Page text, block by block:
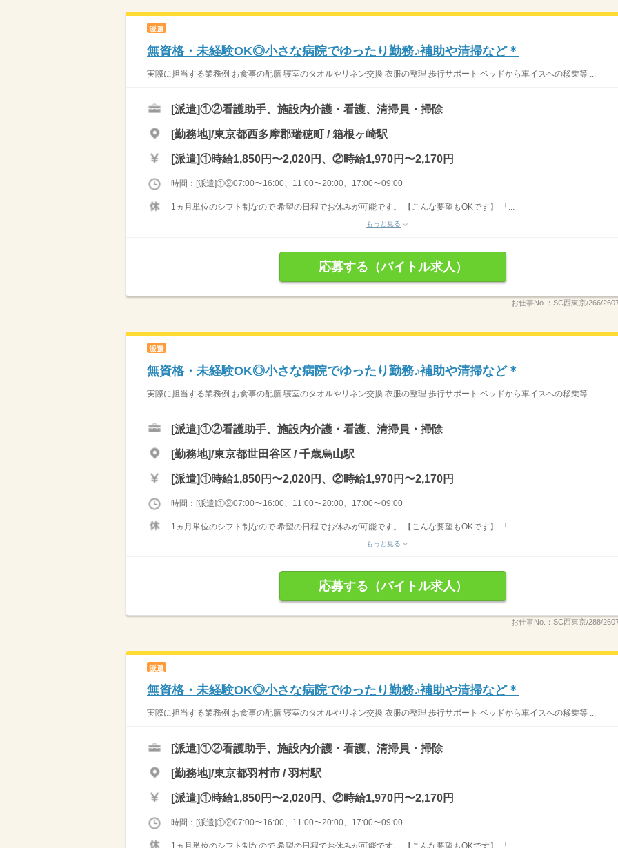
派遣
無資格・未経験OK◎小さな病院でゆったり勤務♪補助や清掃など＊
実際に担当する業務例 お食事の配膳 寝室のタオルやリネン交換 衣服の整理 歩行サポート ベッドから車イスへの移乗等 ...
[派遣]①②看護助手、施設内介護・看護、清掃員・掃除
[勤務地]/東京都西多摩郡瑞穂町 / 箱根ヶ崎駅
[派遣]①時給1,850円〜2,020円、②時給1,970円〜2,170円
時間：[派遣]①②07:00〜16:00、11:00〜20:00、17:00〜09:00
1ヵ月単位のシフト制なので 希望の日程でお休みが可能です。 【こんな要望もOKです】 「...
もっと見る
応募する（バイトル求人）
お仕事No.： SC西東京/266/
派遣
無資格・未経験OK◎小さな病院でゆったり勤務♪補助や清掃など＊
実際に担当する業務例 お食事の配膳 寝室のタオルやリネン交換 衣服の整理 歩行サポート ベッドから車イスへの移乗等 ...
[派遣]①②看護助手、施設内介護・看護、清掃員・掃除
[勤務地]/東京都世田谷区 / 千歳烏山駅
[派遣]①時給1,850円〜2,020円、②時給1,970円〜2,170円
時間：[派遣]①②07:00〜16:00、11:00〜20:00、17:00〜09:00
1ヵ月単位のシフト制なので 希望の日程でお休みが可能です。 【こんな要望もOKです】 「...
もっと見る
応募する（バイトル求人）
お仕事No.： SC西東京/288/
派遣
無資格・未経験OK◎小さな病院でゆったり勤務♪補助や清掃など＊
実際に担当する業務例 お食事の配膳 寝室のタオルやリネン交換 衣服の整理 歩行サポート ベッドから車イスへの移乗等 ...
[派遣]①②看護助手、施設内介護・看護、清掃員・掃除
[勤務地]/東京都羽村市 / 羽村駅
[派遣]①時給1,850円〜2,020円、②時給1,970円〜2,170円
時間：[派遣]①②07:00〜16:00、11:00〜20:00、17:00〜09:00
1ヵ月単位のシフト制なので 希望の日程でお休みが可能です。 【こんな要望もOKです】 「...